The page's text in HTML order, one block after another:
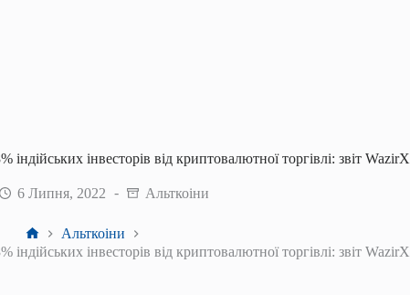
інвесторів від криптовалютної торгівлі: звіт WazirX
6 Липня, 2022 Альткоіни
ГоловнаАльткоіни
інвесторів від криптовалютної торгівлі: звіт WazirX